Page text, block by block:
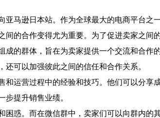
马逊日本站。作为全球最大的电商平台
的合作变得尤为重要。为了促进卖家之间
的群体，旨在为卖家提供一个交流和合作
可以加强彼此之间的信任和合作关系。
运营过程中的经验和技巧。他们可以分
提升销售业绩。
惑。而在微信群中，卖家们可以向群内